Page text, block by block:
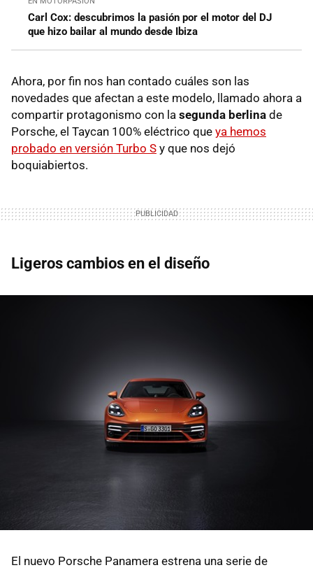
Carl Cox: descubrimos la pasión por el motor del DJ
que hizo bailar al mundo desde Ibiza
Ahora, por fin nos han contado cuáles son las
novedades que afectan a este modelo, llamado ahora a
compartir protagonismo con la segunda berlina de
Porsche, el Taycan 100% eléctrico que ya hemos
probado en versión Turbo S y que nos dejó
boquiabiertos.
Ligeros cambios en el diseño
El nuevo Porsche Panamera estrena una serie de